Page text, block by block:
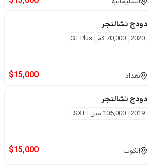
دودج تشالنجر
2020
70,000كم GT Plus
بغداد $15,000
دودج تشالنجر
2019
105,000 ميل SXT
الكوت $15,000